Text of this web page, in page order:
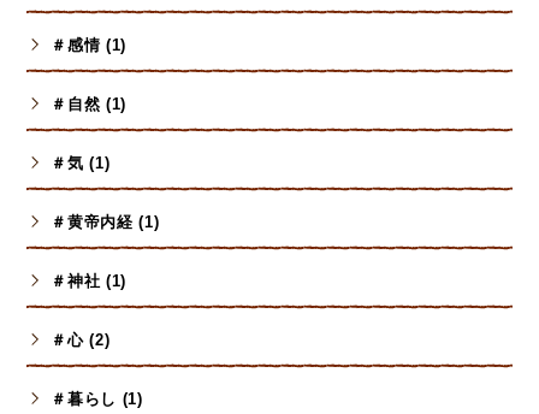
＃感情 (1)
＃自然 (1)
＃気 (1)
＃黄帝内経 (1)
＃神社 (1)
＃心 (2)
＃暮らし (1)